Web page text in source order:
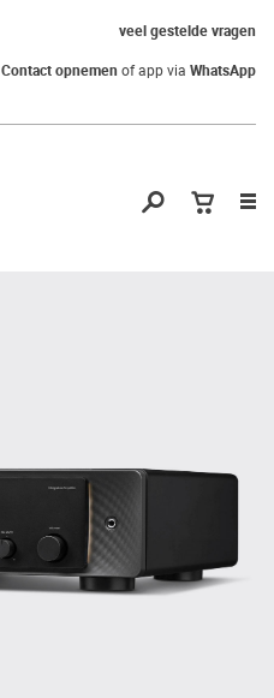
veel gestelde vragen
Contact opnemenof app via WhatsApp